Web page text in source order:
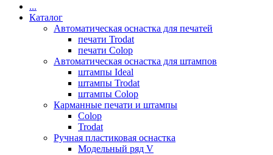
...
Каталог
Автоматическая оснастка для печатей
печати Trodat
печати Colop
Автоматическая оснастка для штампов
штампы Ideal
штампы Trodat
штампы Colop
Карманные печати и штампы
Colop
Trodat
Ручная пластиковая оснастка
Модельный ряд V